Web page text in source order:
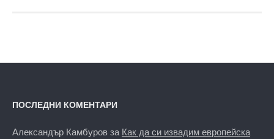
ПОСЛЕДНИ КОМЕНТАРИ
Александър Камбуров за Как да си извадим европейска